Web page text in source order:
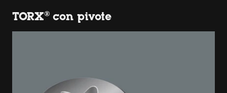
TORX® con pivote